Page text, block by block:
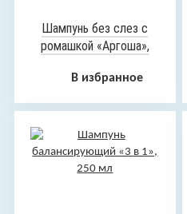
Шампунь без слез с
ромашкой «Аргоша»,
В избранное